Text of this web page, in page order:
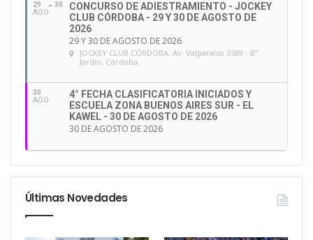
• PARA NO FEDERADOS:$350.000,-
CERRADA LA INSCRIPCIÓN
29
AGO
30
CONCURSO DE ADIESTRAMIENTO - JOCKEY
CLUB CÓRDOBA - 29 Y 30 DE AGOSTO DE
2026
29 Y 30 DE AGOSTO DE 2026
JOCKEY CLUB CÓRDOBA, Av. Valparaíso 3589 - Bº
Jardín, Córdoba.
30
AGO
4° FECHA CLASIFICATORIA INICIADOS Y
ESCUELA ZONA BUENOS AIRES SUR - EL
KAWEL - 30 DE AGOSTO DE 2026
30 DE AGOSTO DE 2026
Últimas Novedades